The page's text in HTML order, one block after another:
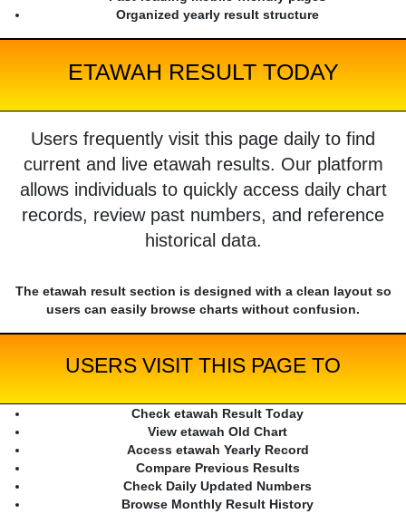
Organized yearly result structure
ETAWAH RESULT TODAY
Users frequently visit this page daily to find
current and live etawah results. Our platform
allows individuals to quickly access daily chart
records, review past numbers, and reference
historical data.
The etawah result section is designed with a clean layout so
users can easily browse charts without confusion.
USERS VISIT THIS PAGE TO
Check etawah Result Today
View etawah Old Chart
Access etawah Yearly Record
Compare Previous Results
Check Daily Updated Numbers
Browse Monthly Result History